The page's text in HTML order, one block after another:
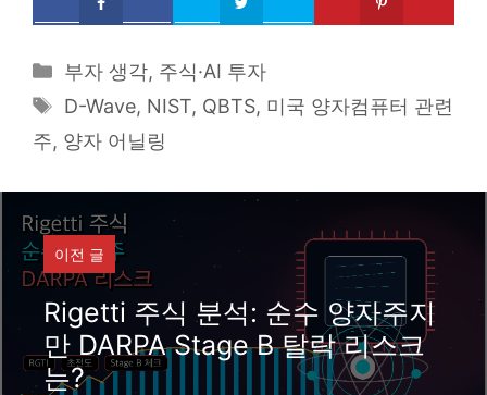
Categories
부자 생각, 주식·AI 투자
Tags
D-Wave, NIST, QBTS, 미국 양자컴퓨터 관련
주, 양자 어닐링
이전 글
Rigetti 주식 분석: 순수 양자주지
만 DARPA Stage B 탈락 리스크
는?